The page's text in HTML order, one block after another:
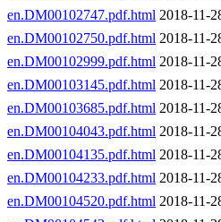
en.DM00102747.pdf.html 2018-11-
en.DM00102750.pdf.html 2018-11-
en.DM00102999.pdf.html 2018-11-
en.DM00103145.pdf.html 2018-11-
en.DM00103685.pdf.html 2018-11-
en.DM00104043.pdf.html 2018-11-
en.DM00104135.pdf.html 2018-11-
en.DM00104233.pdf.html 2018-11-
en.DM00104520.pdf.html 2018-11-